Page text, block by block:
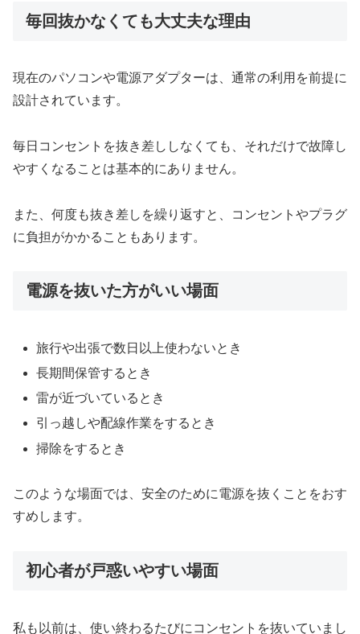
毎回抜かなくても大丈夫な理由
現在のパソコンや電源アダプターは、通常の利用を前提に
設計されています。
毎日コンセントを抜き差ししなくても、それだけで故障し
やすくなることは基本的にありません。
また、何度も抜き差しを繰り返すと、コンセントやプラグ
に負担がかかることもあります。
電源を抜いた方がいい場面
旅行や出張で数日以上使わないとき
長期間保管するとき
雷が近づいているとき
引っ越しや配線作業をするとき
掃除をするとき
このような場面では、安全のために電源を抜くことをおす
すめします。
初心者が戸惑いやすい場面
私も以前は、使い終わるたびにコンセントを抜いていまし